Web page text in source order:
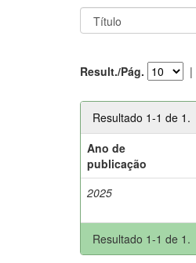
Result./Pág. |
Resultado 1-1 de 1.
Ano de
publicação
2025
Resultado 1-1 de 1.